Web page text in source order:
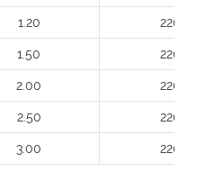
1.20 220
1.50 220
2.00 220
2.50 220
3.00 220